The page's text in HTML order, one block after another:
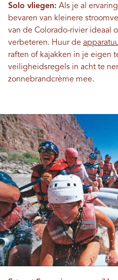
Solo vliegen: Als je al
bevaren van kleinere
van de Colorado-rivier ideaal
verbeteren. Huur de
raften of kajakken in je eigen
veiligheidsregels in acht te
zonnebrandcrème mee.